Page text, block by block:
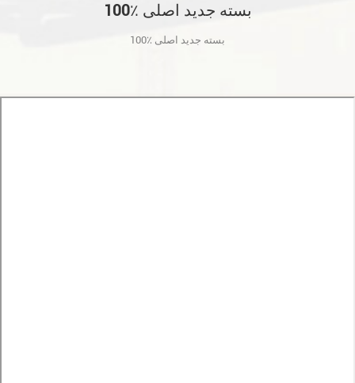
100٪ بسته جدید اصلی
100٪ بسته جدید اصلی